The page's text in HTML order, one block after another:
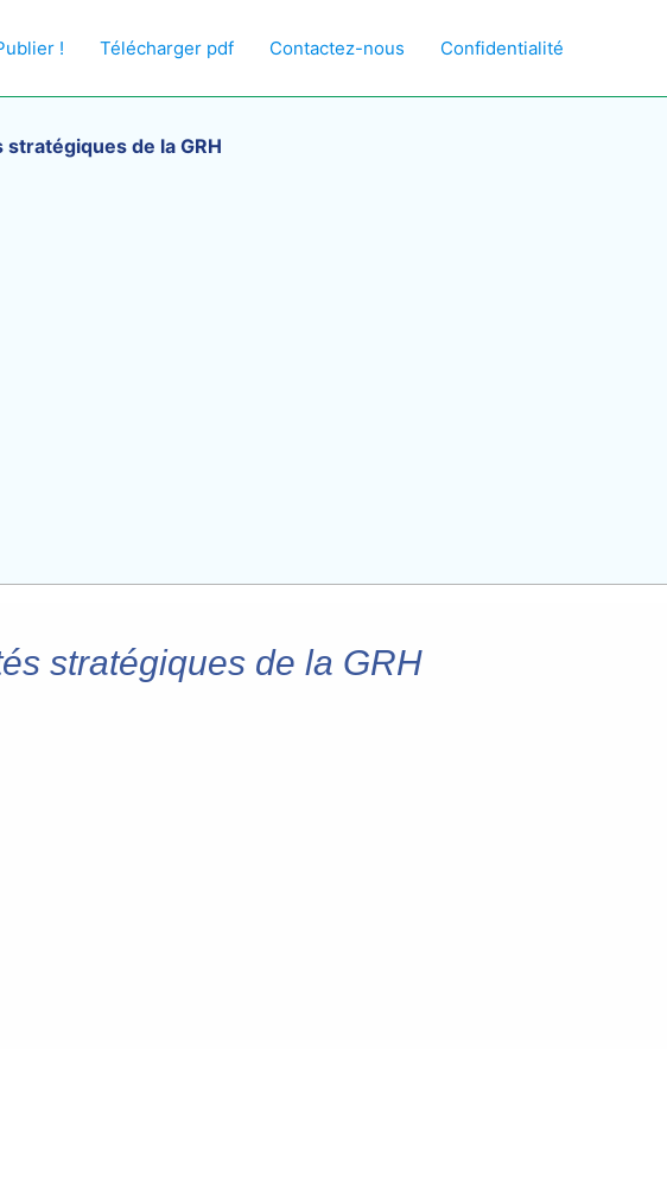
! Télécharger pdf Contactez-nous Confidentialité
stratégiques de la GRH
stratégiques de la GRH